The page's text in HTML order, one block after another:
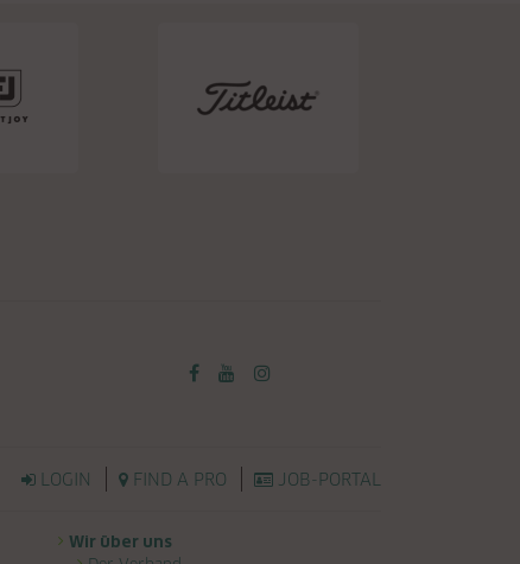
LOGIN FIND A PRO JOB-PORTAL
Wir über uns